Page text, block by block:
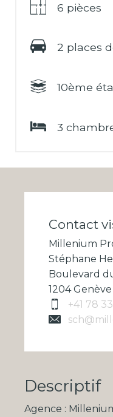
6 pièces
2 places
10ème
3
Contact
Millenium
Stéphane
Boulevard
1204 Genève
+41 78
Descriptif
Agence :